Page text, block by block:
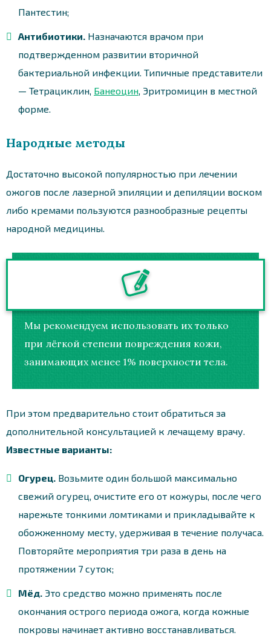
Пантестин;
Антибиотики. Назначаются врачом при
подтвержденном развитии вторичной
бактериальной инфекции. Типичные представители
— Тетрациклин, Банеоцин , Эритромицин в местной
форме.
Народные методы
Достаточно высокой популярностью при лечении
ожогов после лазерной эпиляции и депиляции воском
либо кремами пользуются разнообразные рецепты
народной медицины.
Мы рекомендуем использовать их только
при лёгкой степени повреждения кожи,
занимающих менее 1% поверхности тела.
При этом предварительно стоит обратиться за
дополнительной консультацией к лечащему врачу.
Известные варианты:
Огурец. Возьмите один большой максимально
свежий огурец, очистите его от кожуры, после чего
нарежьте тонкими ломтиками и прикладывайте к
обожженному месту, удерживая в течение получаса.
Повторяйте мероприятия три раза в день на
протяжении 7 суток;
Мёд. Это средство можно применять после
окончания острого периода ожога, когда кожные
покровы начинает активно восстанавливаться.